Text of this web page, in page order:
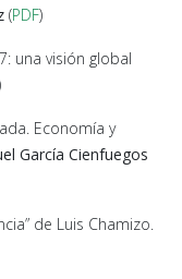
(PDF)
una visión global
Economía y
García Cienfuegos
de Luis Chamizo.